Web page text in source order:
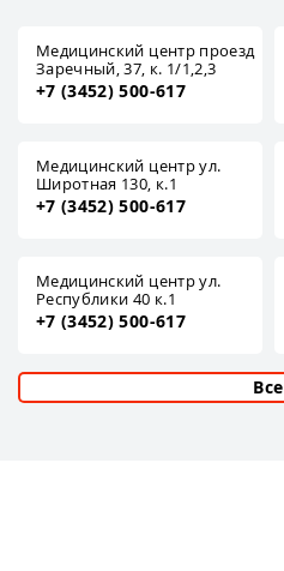
Медицинский центр проезд
Заречный, 37, к. 1/1,2,3
+7 (3452) 500-617
Медицинский центр ул.
Широтная 130, к.1
+7 (3452) 500-617
Медицинский центр ул.
Республики 40 к.1
+7 (3452) 500-617
Все